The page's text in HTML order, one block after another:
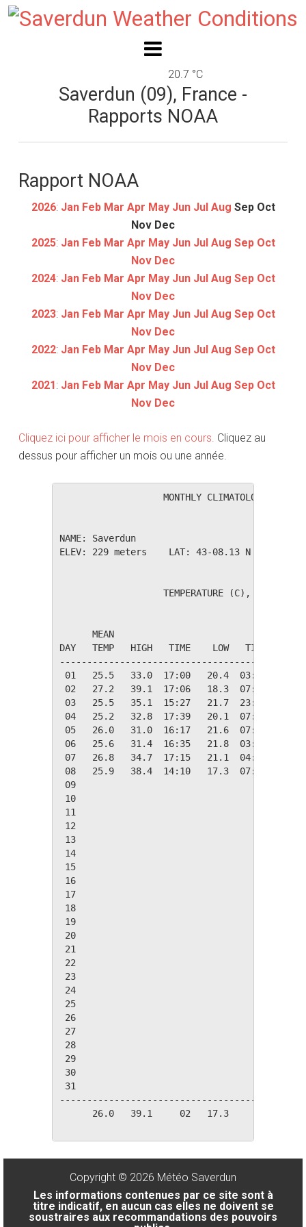
20.7 °C
Saverdun (09), France -
Rapports NOAA
Rapport NOAA
2026: Jan Feb Mar Apr May Jun Jul Aug Sep Oct
Nov Dec
2025: Jan Feb Mar Apr May Jun Jul Aug Sep Oct
Nov Dec
2024: Jan Feb Mar Apr May Jun Jul Aug Sep Oct
Nov Dec
2023: Jan Feb Mar Apr May Jun Jul Aug Sep Oct
Nov Dec
2022: Jan Feb Mar Apr May Jun Jul Aug Sep Oct
Nov Dec
2021: Jan Feb Mar Apr May Jun Jul Aug Sep Oct
Nov Dec
Cliquez ici pour afficher le mois en cours. Cliquez au
dessus pour afficher un mois ou une année.
MONTHLY CLIMATOLOGICAL
NAME: Saverdun
ELEV: 229 meters    LAT: 43-08.13 N    LONG:
TEMPERATURE (C), RAIN
MEAN
DAY   TEMP   HIGH   TIME    LOW   TIME
01   25.5   33.0  17:00   20.4  03:23
02   27.2   39.1  17:06   18.3  07:12
03   25.5   35.1  15:27   21.7  23:33
04   25.2   32.8  17:39   20.1  07:13
05   26.0   31.0  16:17   21.6  07:07
06   25.6   31.4  16:35   21.8  03:39
07   26.8   34.7  17:15   21.1  04:52
08   25.9   38.4  14:10   17.3  07:13
09
10
11
12
13
14
15
16
17
18
19
20
21
22
23
24
25
26
27
28
29
30
31
26.0   39.1     02   17.3     08
Copyright © 2026 Météo Saverdun
Les informations contenues par ce site sont à
titre indicatif, en aucun cas elles ne doivent se
soustraires aux recommandations des pouvoirs